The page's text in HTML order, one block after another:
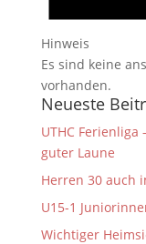
Hinweis
Es sind keine
vorhanden.
Neueste
UTHC
guter Laune
Herren 30 auch
U15-1
Wichtiger